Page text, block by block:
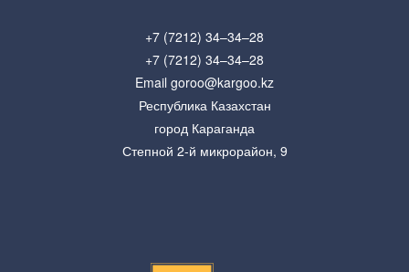
+7 (7212) 34–34–28
+7 (7212) 34–34–28
Email goroo@kargoo.kz
Республика Казахстан
город Караганда
Степной 2-й микрорайон, 9